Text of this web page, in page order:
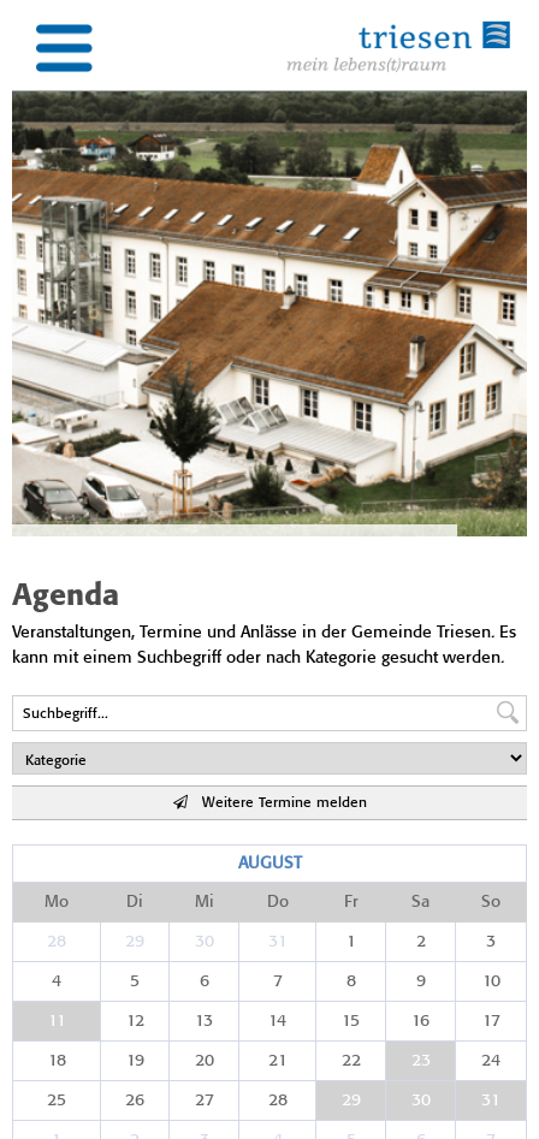
Agenda
Veranstaltungen, Termine und Anlässe in der Gemeinde Triesen. Es
kann mit einem Suchbegriff oder nach Kategorie gesucht werden.
Weitere Termine melden
AUGUST
Mo Di Mi Do Fr Sa So
28 29 30 31 1 2 3
4 5 6 7 8 9 10
11 12 13 14 15 16 17
18 19 20 21 22 23 24
25 26 27 28 29 30 31